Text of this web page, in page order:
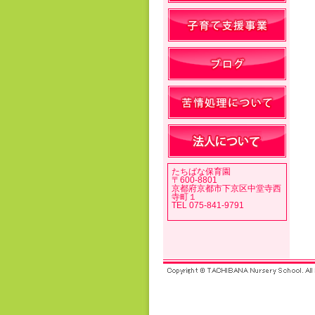
たちばな保育園
〒600-8801
京都府京都市下京区中堂寺西
寺町１
TEL 075-841-9791